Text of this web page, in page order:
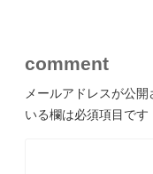
comment
メールアドレスが公開
いる欄は必須項目です